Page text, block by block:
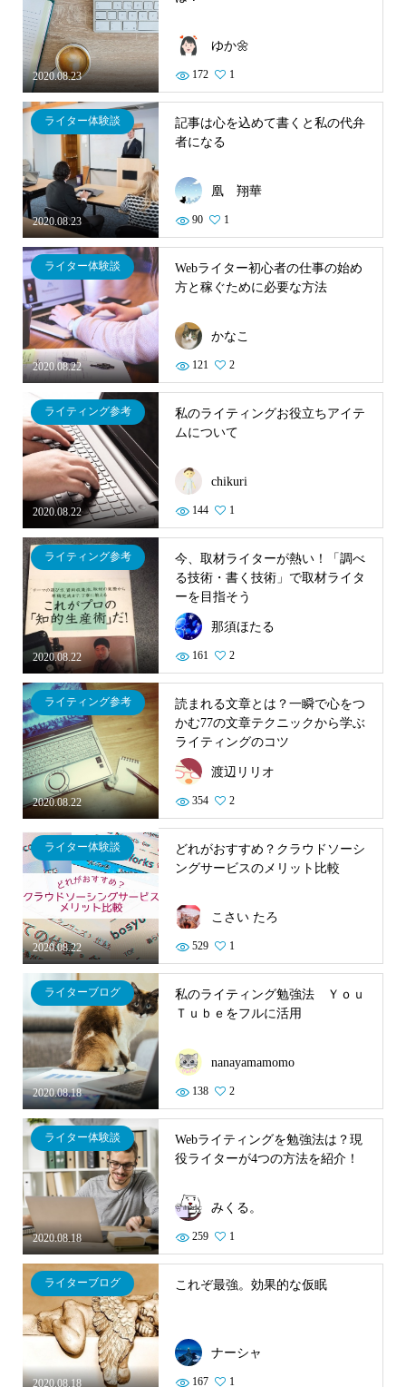
2020.08.23
ゆか🌼
172 1
2020.08.23
ライター体験談
記事は心を込めて書くと私の代弁
者になる
凰 翔華
90 1
2020.08.22
ライター体験談
Webライター初心者の仕事の始め
方と稼ぐために必要な方法
かなこ
121 2
2020.08.22
ライティング参考
私のライティングお役立ちアイテ
ムについて
chikuri
144 1
2020.08.22
ライティング参考
今、取材ライターが熱い！「調べ
る技術・書く技術」で取材ライタ
ーを目指そう
那須ほたる
161 2
2020.08.22
ライティング参考
読まれる文章とは？一瞬で心をつ
かむ77の文章テクニックから学ぶ
ライティングのコツ
渡辺リリオ
354 2
2020.08.22
ライター体験談
どれがおすすめ？クラウドソーシ
ングサービスのメリット比較
こさい たろ
529 1
2020.08.18
ライターブログ
私のライティング勉強法 Ｙｏｕ
Ｔｕｂｅをフルに活用
nanayamamomo
138 2
2020.08.18
ライター体験談
Webライティングを勉強法は？現
役ライターが4つの方法を紹介！
みくる。
259 1
2020.08.18
ライターブログ これぞ最強。効果的な仮眠
ナーシャ
167 1